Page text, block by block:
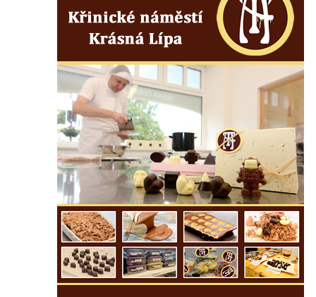
Semilech
Pamětní deska Tomáše Garrigue Masaryka
na radnici v Českých Budějovicích
Pamětní deska na biskupské rezidenci v
Českých Budějovicích
Pamětní deska Josefa Hloucha na
biskupské rezidenci v Českých
Budějovicích
Socha žáby u rybníčku na Náměstí v
Kamenném Újezdě
Pamětní kámen družebních obcí Kamenný
Újezd a Krauchthal v parku na Náměstí v
Kamenném Újezdě
Socha na náměstí J. V. Kamarýta ve